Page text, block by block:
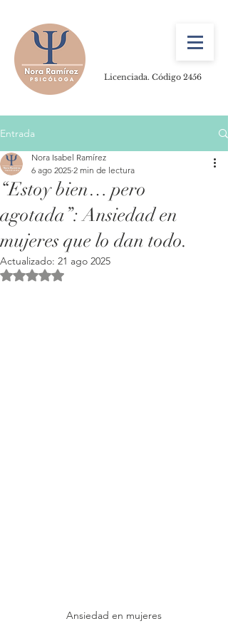
Licenciada. Código 2456
Entrada
“Estoy bien… pero
agotada”: Ansiedad en
mujeres que lo dan todo.
Nora Isabel Ramírez
6 ago 2025 2 min de lectura
Actualizado: 21 ago 2025
Obtuvo NaN de 5 estrellas.
Ansiedad en mujeres